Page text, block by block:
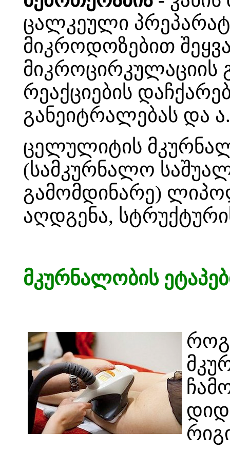
ცალკეული
მიკროდოზებით
მიკროცირკულაციის
რეაქციების
განეიტრალებას და
ცელულიტის
(სამკურნალო
გამომდინარე)
აღდგენა,
მკურნალობის